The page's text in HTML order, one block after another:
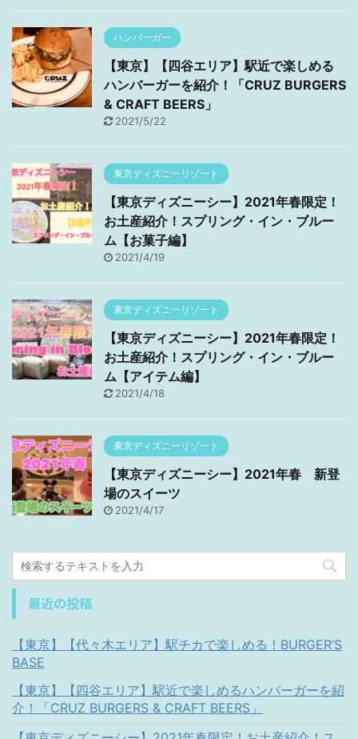
ハンバーガー
【東京】【四谷エリア】駅近で楽しめる
ハンバーガーを紹介！「CRUZ BURGERS
& CRAFT BEERS」
2021/5/22
東京ディズニーリゾート
【東京ディズニーシー】2021年春限定！
お土産紹介！スプリング・イン・ブルー
ム【お菓子編】
2021/4/19
東京ディズニーリゾート
【東京ディズニーシー】2021年春限定！
お土産紹介！スプリング・イン・ブルー
ム【アイテム編】
2021/4/18
東京ディズニーリゾート
【東京ディズニーシー】2021年春 新登
場のスイーツ
2021/4/17
最近の投稿
【東京】【代々木エリア】駅チカで楽しめる！BURGER’S
BASE
【東京】【四谷エリア】駅近で楽しめるハンバーガーを紹
介！「CRUZ BURGERS & CRAFT BEERS」